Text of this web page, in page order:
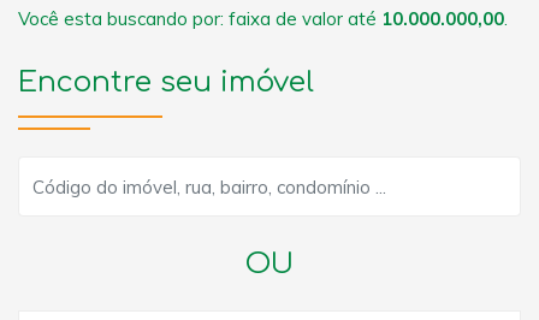
Você esta buscando por: faixa de valor até 10.000.000,00.
Encontre seu imóvel
OU